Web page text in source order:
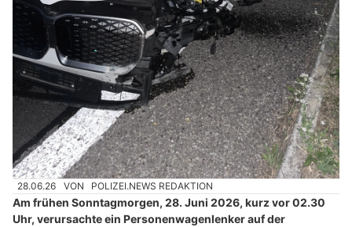
28.06.26 VON POLIZEI.NEWS REDAKTION
Am frühen Sonntagmorgen, 28. Juni 2026, kurz vor 02.30
Uhr, verursachte ein Personenwagenlenker auf der